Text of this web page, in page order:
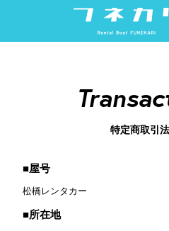
オー
ボー
特定商取引
屋号
松橋レンタカー
所在地